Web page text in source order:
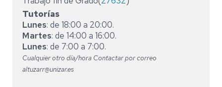
Tutorías
Lunes: de 18:00 a 20:00.
Martes: de 14:00 a 16:00.
Lunes: de 7:00 a 7:00.
Cualquier otro día/hora Contactar por correo
altuzarr@unizar.es